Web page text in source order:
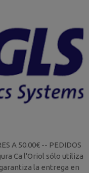
A 50.00€ -- PEDIDOS
Ca l'Oriol sólo utiliza
la entrega en